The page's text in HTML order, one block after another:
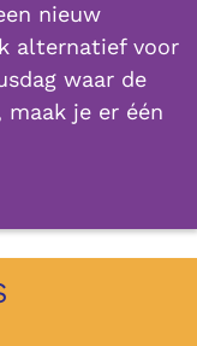
nieuw
alternatief voor
waar de
maak je er één